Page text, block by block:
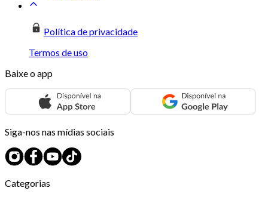
Política de privacidade
Termos de uso
Baixe o app
Siga-nos nas mídias sociais
Categorias